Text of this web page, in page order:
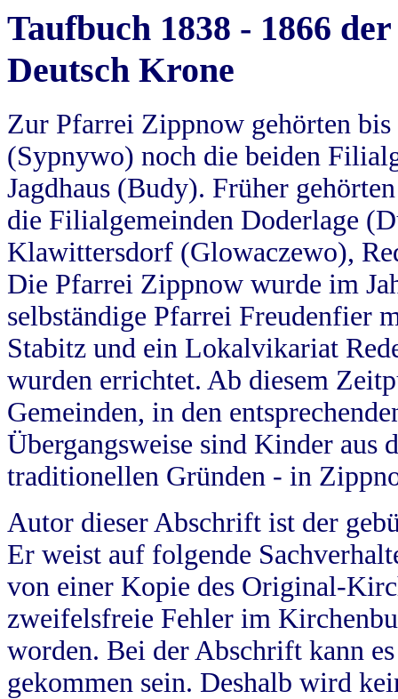
Taufbuch 1838 - 1866
Deutsch Krone
Zur Pfarrei Zippnow gehörten
(Sypnywo) noch die beiden
Jagdhaus (Budy). Früher
die Filialgemeinden Doderlage
Klawittersdorf (Glowaczewo),
Die Pfarrei Zippnow wurde im
selbständige Pfarrei Freudenfier
Stabitz und ein Lokalvikariat
wurden errichtet. Ab diesem
Gemeinden, in den
Übergangsweise sind Kinder aus
traditionellen Gründen - in
Autor dieser Abschrift ist der
Er weist auf folgende
von einer Kopie des Original-
zweifelsfreie Fehler im
worden. Bei der Abschrift kann
gekommen sein. Deshalb wird